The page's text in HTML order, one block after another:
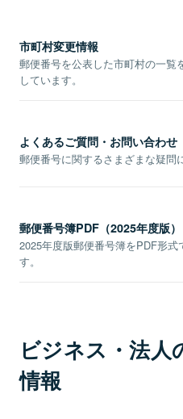
市町村変更情報
郵便番号を公表した市町村の一覧
しています。
よくあるご質問・お問い合わせ
郵便番号に関するさまざまな疑問
郵便番号簿PDF（2025年度版）
2025年度版郵便番号簿をPDF形式
す。
ビジネス・法人
情報